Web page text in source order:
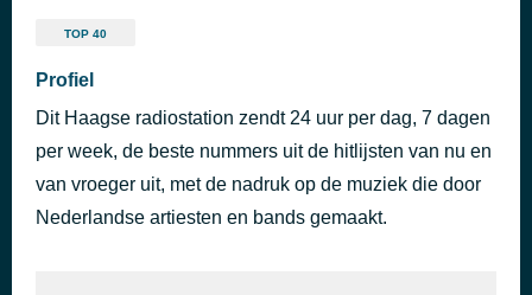
TOP 40
Profiel
Dit Haagse radiostation zendt 24 uur per dag, 7 dagen
per week, de beste nummers uit de hitlijsten van nu en
van vroeger uit, met de nadruk op de muziek die door
Nederlandse artiesten en bands gemaakt.